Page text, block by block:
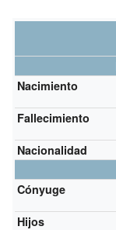
Nacimiento
Fallecimiento
Nacionalidad
Cónyuge
Hijos